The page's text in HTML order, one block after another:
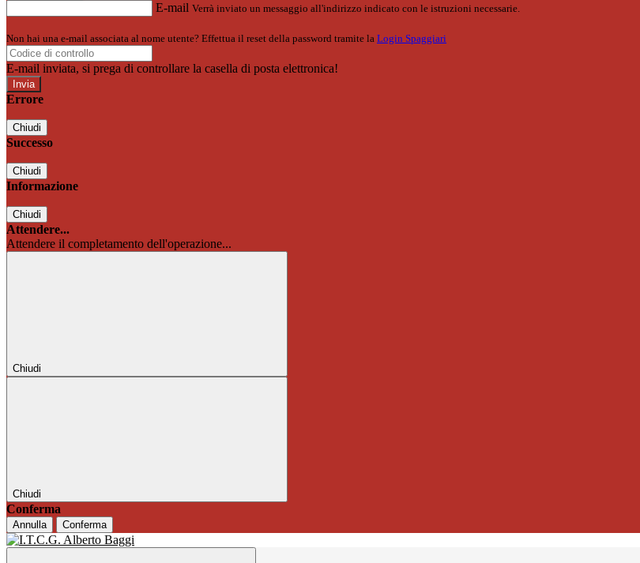
E-mail Verrà inviato un messaggio all'indirizzo indicato con le istruzioni necessarie.
Non hai una e-mail associata al nome utente? Effettua il reset della password tramite la Login Spaggiari
E-mail inviata, si prega di controllare la casella di posta elettronica!
Errore
Chiudi
Successo
Chiudi
Informazione
Chiudi
Attendere...
Attendere il completamento dell'operazione...
Chiudi
Chiudi
Conferma
Annulla Conferma